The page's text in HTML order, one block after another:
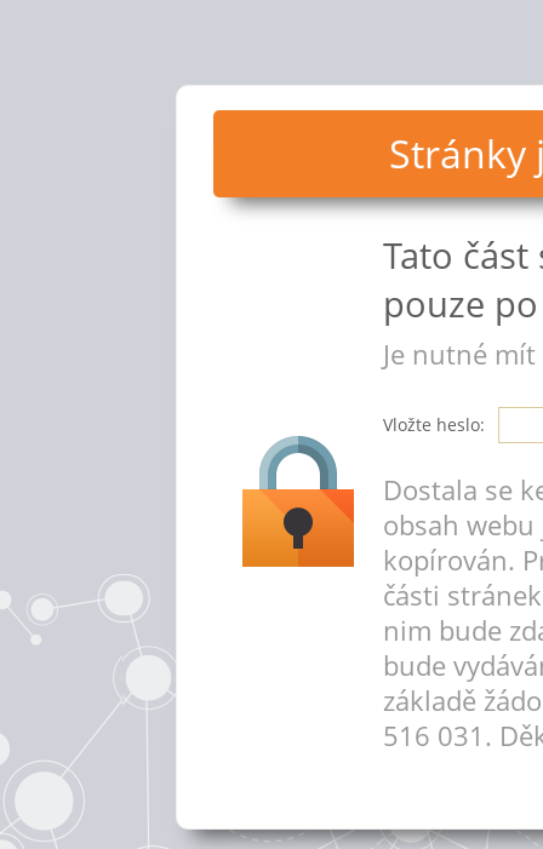
Stránky
Tato
pouze
Je nutné
Vložte heslo:
Dostala se
obsah webu
kopírován.
části
nim bude
bude
základě
516 031.